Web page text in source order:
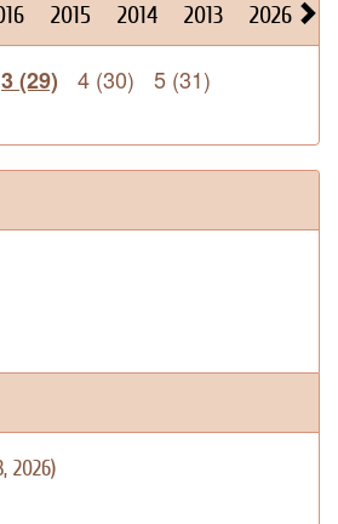
2015 2014 2013 2026
3 (29) 4 (30)
5 (31)
2026)